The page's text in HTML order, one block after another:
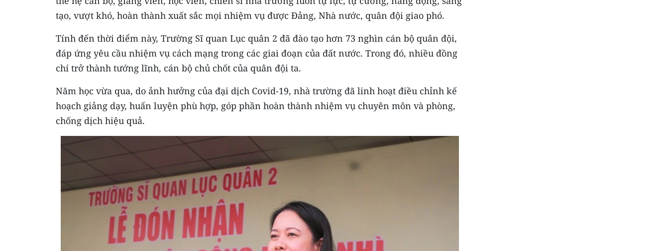
tạo, vượt khó, hoàn thành xuất sắc mọi nhiệm vụ được Đảng, Nhà nước, quân đội giao phó.
Tính đến thời điểm này, Trường Sĩ quan Lục quân 2 đã đào tạo hơn 73 nghìn cán bộ quân đội,
đáp ứng yêu cầu nhiệm vụ cách mạng trong các giai đoạn của đất nước. Trong đó, nhiều đồng
chí trở thành tướng lĩnh, cán bộ chủ chốt của quân đội ta.
Năm học vừa qua, do ảnh hưởng của đại dịch Covid-19, nhà trường đã linh hoạt điều chỉnh kế
hoạch giảng dạy, huấn luyện phù hợp, góp phần hoàn thành nhiệm vụ chuyên môn và phòng,
chống dịch hiệu quả.